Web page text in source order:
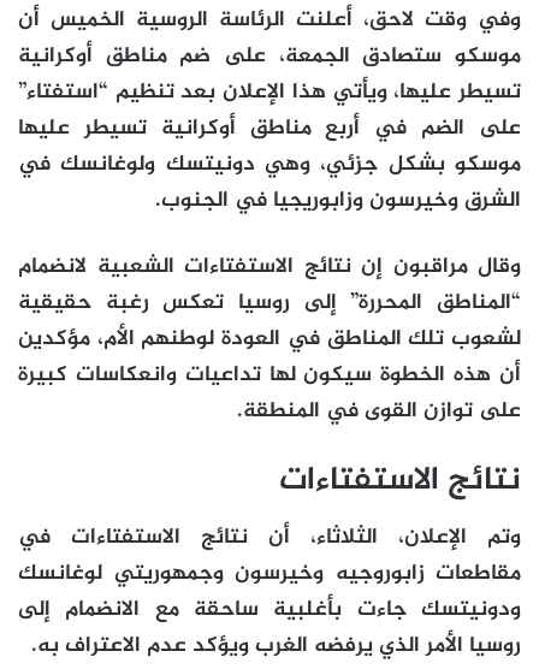
وفي وقت لاحق، أعلنت الرئاسة الروسية الخميس أن
موسكو ستصادق الجمعة، على ضم مناطق أوكرانية
تسيطر عليها، ويأتي هذا الإعلان بعد تنظيم “استفتاء”
على الضم في أربع مناطق أوكرانية تسيطر عليها
موسكو بشكل جزئي، وهي دونيتسك ولوغانسك في
الشرق وخيرسون وزابوريجيا في الجنوب.
وقال مراقبون إن نتائج الاستفتاءات الشعبية لانضمام
“المناطق المحررة” إلى روسيا تعكس رغبة حقيقية
لشعوب تلك المناطق في العودة لوطنهم الأم، مؤكدين
أن هذه الخطوة سيكون لها تداعيات وانعكاسات كبيرة
على توازن القوى في المنطقة.
نتائج الاستفتاءات
وتم الإعلان، الثلاثاء، أن نتائج الاستفتاءات في
مقاطعات زابوروجيه وخيرسون وجمهوريتي لوغانسك
ودونيتسك جاءت بأغلبية ساحقة مع الانضمام إلى
روسيا الأمر الذي يرفضه الغرب ويؤكد عدم الاعتراف به.